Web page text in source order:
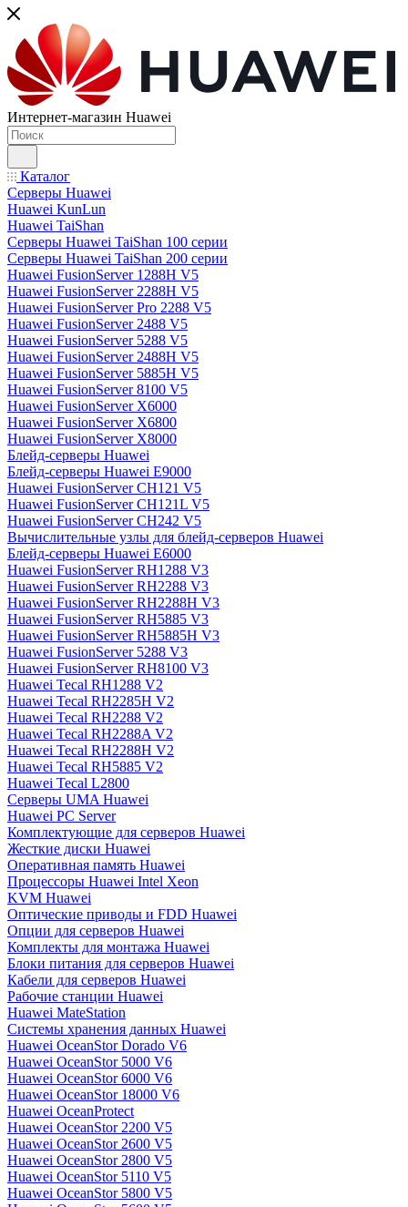
Интернет-магазин Huawei
Каталог
Серверы Huawei
Huawei KunLun
Huawei TaiShan
Серверы Huawei TaiShan 100 серии
Серверы Huawei TaiShan 200 серии
Huawei FusionServer 1288H V5
Huawei FusionServer 2288H V5
Huawei FusionServer Pro 2288 V5
Huawei FusionServer 2488 V5
Huawei FusionServer 5288 V5
Huawei FusionServer 2488H V5
Huawei FusionServer 5885H V5
Huawei FusionServer 8100 V5
Huawei FusionServer X6000
Huawei FusionServer X6800
Huawei FusionServer X8000
Блейд-серверы Huawei
Блейд-серверы Huawei E9000
Huawei FusionServer CH121 V5
Huawei FusionServer CH121L V5
Huawei FusionServer CH242 V5
Вычислительные узлы для блейд-серверов Huawei
Блейд-серверы Huawei E6000
Huawei FusionServer RH1288 V3
Huawei FusionServer RH2288 V3
Huawei FusionServer RH2288H V3
Huawei FusionServer RH5885 V3
Huawei FusionServer RH5885H V3
Huawei FusionServer 5288 V3
Huawei FusionServer RH8100 V3
Huawei Tecal RH1288 V2
Huawei Tecal RH2285H V2
Huawei Tecal RH2288 V2
Huawei Tecal RH2288A V2
Huawei Tecal RH2288H V2
Huawei Tecal RH5885 V2
Huawei Tecal L2800
Серверы UMA Huawei
Huawei PC Server
Комплектующие для серверов Huawei
Жесткие диски Huawei
Оперативная память Huawei
Процессоры Huawei Intel Xeon
KVM Huawei
Оптические приводы и FDD Huawei
Опции для серверов Huawei
Комплекты для монтажа Huawei
Блоки питания для серверов Huawei
Кабели для серверов Huawei
Рабочие станции Huawei
Huawei MateStation
Системы хранения данных Huawei
Huawei OceanStor Dorado V6
Huawei OceanStor 5000 V6
Huawei OceanStor 6000 V6
Huawei OceanStor 18000 V6
Huawei OceanProtect
Huawei OceanStor 2200 V5
Huawei OceanStor 2600 V5
Huawei OceanStor 2800 V5
Huawei OceanStor 5110 V5
Huawei OceanStor 5800 V5